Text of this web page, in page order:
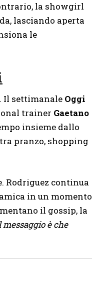
la showgirl
lasciando aperta
le
Il settimanale Oggi
trainer Gaetano
insieme dallo
pranzo, shopping
Rodriguez continua
in un momento
il gossip, la
messaggio è che